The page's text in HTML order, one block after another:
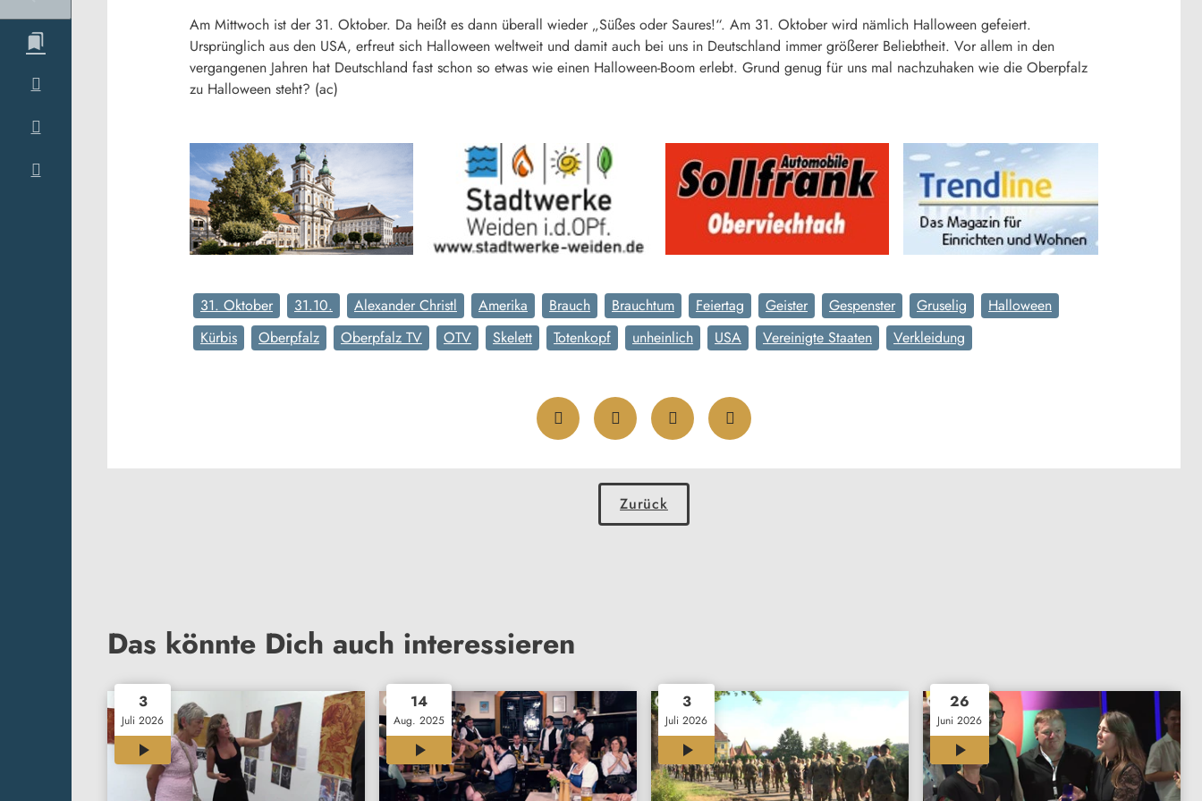
Am Mittwoch ist der 31. Oktober. Da heißt es dann überall wieder „Süßes oder Saures!“. Am 31. Oktober wird nämlich Halloween gefeiert.
Ursprünglich aus den USA, erfreut sich Halloween weltweit und damit auch bei uns in Deutschland immer größerer Beliebtheit. Vor allem in den
vergangenen Jahren hat Deutschland fast schon so etwas wie einen Halloween-Boom erlebt. Grund genug für uns mal nachzuhaken wie die Oberpfalz
zu Halloween steht? (ac)
31. Oktober 31.10. Alexander Christl Amerika Brauch Brauchtum Feiertag Geister Gespenster Gruselig
Halloween
Kürbis
Oberpfalz Oberpfalz TV OTV Skelett Totenkopf unheinlich USA Vereinigte Staaten Verkleidung
Zurück
Das könnte Dich auch interessieren
3
Juli 2026
00:38
14
Aug. 2025
02:46
3
Juli 2026
00:35
26
Juni 2026
03:28